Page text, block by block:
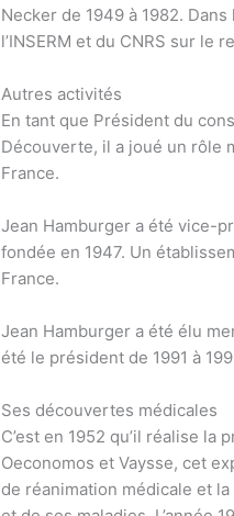
Necker de 1949 à 1982.
l’INSERM et du CNRS sur le
Autres activités
En tant que Président du
Découverte, il a joué un rôle
France.
Jean Hamburger a été vice-
fondée en 1947. Un
France.
Jean Hamburger a été élu
été le président de 1991 à
Ses découvertes médicales
C’est en 1952 qu’il réalise
Oeconomos et Vaysse, cet
de réanimation médicale et